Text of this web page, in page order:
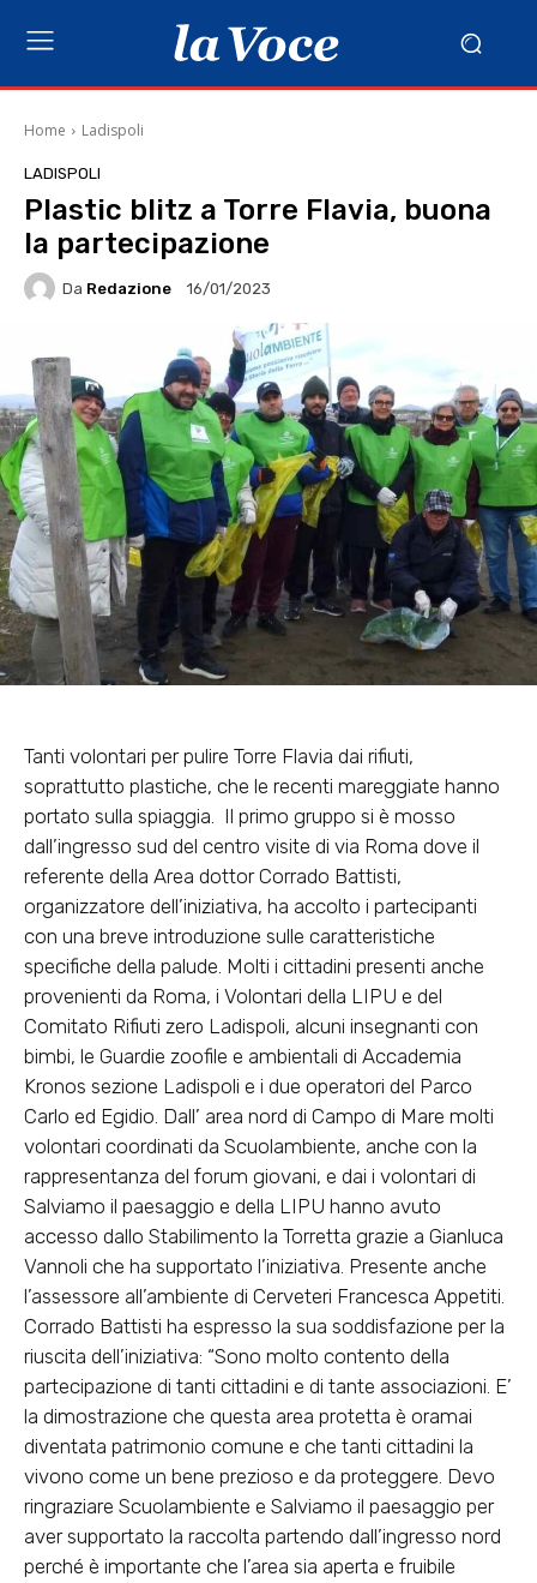
Home Ladispoli
LADISPOLI
Plastic blitz a Torre Flavia, buona
la partecipazione
Da Redazione 16/01/2023
Tanti volontari per pulire Torre Flavia dai rifiuti,
soprattutto plastiche, che le recenti mareggiate hanno
portato sulla spiaggia. Il primo gruppo si è mosso
dall’ingresso sud del centro visite di via Roma dove il
referente della Area dottor Corrado Battisti,
organizzatore dell’iniziativa, ha accolto i partecipanti
con una breve introduzione sulle caratteristiche
specifiche della palude. Molti i cittadini presenti anche
provenienti da Roma, i Volontari della LIPU e del
Comitato Rifiuti zero Ladispoli, alcuni insegnanti con
bimbi, le Guardie zoofile e ambientali di Accademia
Kronos sezione Ladispoli e i due operatori del Parco
Carlo ed Egidio. Dall’ area nord di Campo di Mare molti
volontari coordinati da Scuolambiente, anche con la
rappresentanza del forum giovani, e dai i volontari di
Salviamo il paesaggio e della LIPU hanno avuto
accesso dallo Stabilimento la Torretta grazie a Gianluca
Vannoli che ha supportato l’iniziativa. Presente anche
l’assessore all’ambiente di Cerveteri Francesca Appetiti.
Corrado Battisti ha espresso la sua soddisfazione per la
riuscita dell’iniziativa: “Sono molto contento della
partecipazione di tanti cittadini e di tante associazioni. E’
la dimostrazione che questa area protetta è oramai
diventata patrimonio comune e che tanti cittadini la
vivono come un bene prezioso e da proteggere. Devo
ringraziare Scuolambiente e Salviamo il paesaggio per
aver supportato la raccolta partendo dall’ingresso nord
perché è importante che l’area sia aperta e fruibile